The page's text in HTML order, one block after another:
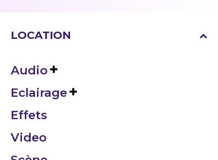
LOCATION
Audio
Eclairage
Effets
Video